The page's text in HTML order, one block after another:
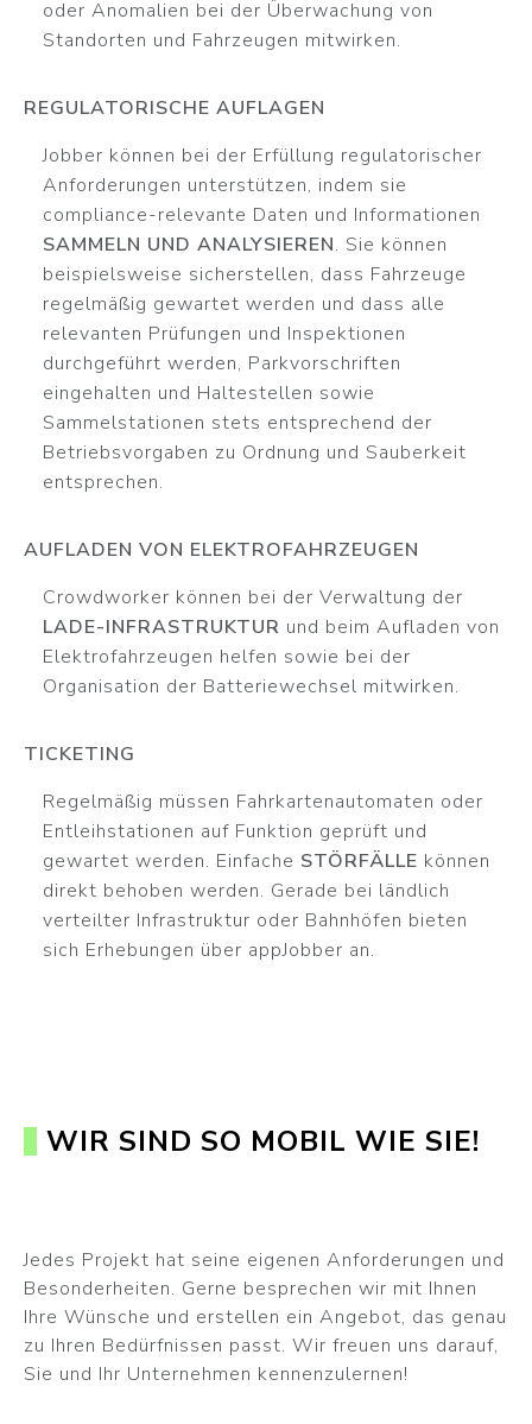
oder Anomalien bei der Überwachung von
Standorten und Fahrzeugen mitwirken.
REGULATORISCHE AUFLAGEN
Jobber können bei der Erfüllung regulatorischer
Anforderungen unterstützen, indem sie
compliance-relevante Daten und Informationen
SAMMELN UND ANALYSIEREN. Sie können
beispielsweise sicherstellen, dass Fahrzeuge
regelmäßig gewartet werden und dass alle
relevanten Prüfungen und Inspektionen
durchgeführt werden, Parkvorschriften
eingehalten und Haltestellen sowie
Sammelstationen stets entsprechend der
Betriebsvorgaben zu Ordnung und Sauberkeit
entsprechen.
AUFLADEN VON ELEKTROFAHRZEUGEN
Crowdworker können bei der Verwaltung der
LADE-INFRASTRUKTUR und beim Aufladen von
Elektrofahrzeugen helfen sowie bei der
Organisation der Batteriewechsel mitwirken.
TICKETING
Regelmäßig müssen Fahrkartenautomaten oder
Entleihstationen auf Funktion geprüft und
gewartet werden. Einfache STÖRFÄLLE können
direkt behoben werden. Gerade bei ländlich
verteilter Infrastruktur oder Bahnhöfen bieten
sich Erhebungen über appJobber an.
WIR SIND SO MOBIL WIE SIE!
Jedes Projekt hat seine eigenen Anforderungen und
Besonderheiten. Gerne besprechen wir mit Ihnen
Ihre Wünsche und erstellen ein Angebot, das genau
zu Ihren Bedürfnissen passt. Wir freuen uns darauf,
Sie und Ihr Unternehmen kennenzulernen!